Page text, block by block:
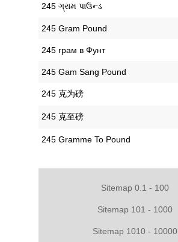
‎245 ગ્રામ પાઉન્ડ
‎245 Gram Pound
‎245 грам в Фунт
‎245 Gam Sang Pound
‎245 克为磅
‎245 克至磅
‎245 Gramme To Pound
Sitemap 0.1 - 100
Sitemap 101 - 1000
Sitemap 1010 - 10000